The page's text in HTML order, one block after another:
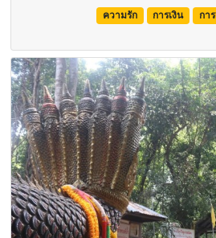
ความรัก การเงิน กา